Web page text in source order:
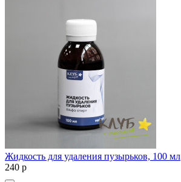
Жидкость для удаления пузырьков, 100 мл
240 p